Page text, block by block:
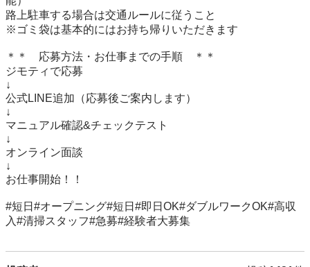
路上駐車する場合は交通ルールに従うこと
※ゴミ袋は基本的にはお持ち帰りいただきます
＊＊　応募方法・お仕事までの手順　＊＊
ジモティで応募
↓
公式LINE追加（応募後ご案内します）
↓
マニュアル確認&チェックテスト
↓
オンライン面談
↓
お仕事開始！！
#短日#オープニング#短日#即日OK#ダブルワークOK#高収